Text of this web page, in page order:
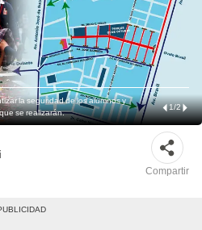
la seguridad de los alumnos y
se realizarán.
1/2
Compartir